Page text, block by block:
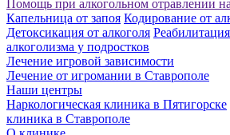
Помощь при алкогольном отравлении
Капельница от запоя Кодирование от
Детоксикация от алкоголя
алкоголизма у подростков
Лечение игровой зависимости
Лечение от игромании в Ставрополе
Наши центры
Наркологическая клиника в Пятигорске
клиника в Ставрополе